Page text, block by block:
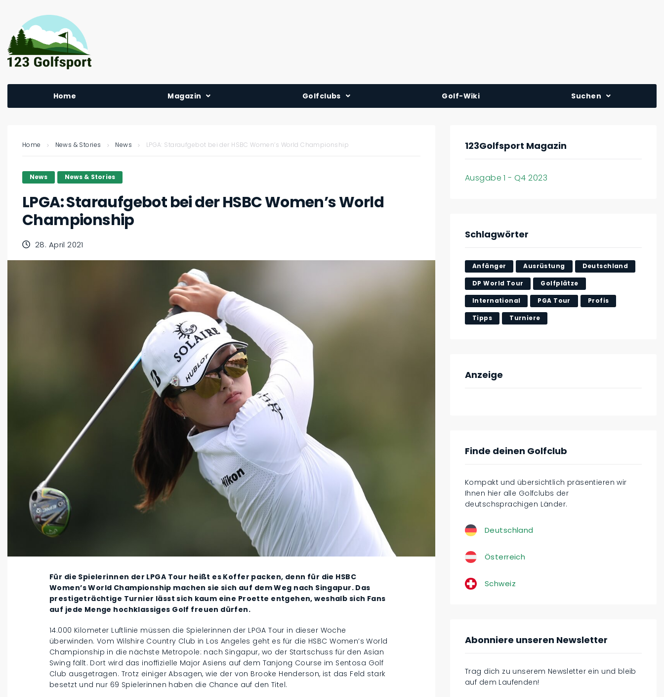
Home Magazin
Golfclubs
Golf-Wiki Suchen
Home News & Stories News LPGA: Staraufgebot bei der HSBC Women’s World Championship
News News & Stories
LPGA: Staraufgebot bei der HSBC Women’s World
Championship
28. April 2021
Für die Spielerinnen der LPGA Tour heißt es Koffer packen, denn für die HSBC
Women’s World Championship machen sie sich auf dem Weg nach Singapur. Das
prestigeträchtige Turnier lässt sich kaum eine Proette entgehen, weshalb sich Fans
auf jede Menge hochklassiges Golf freuen dürfen.
14.000 Kilometer Luftlinie müssen die Spielerinnen der LPGA Tour in dieser Woche
überwinden. Vom Wilshire Country Club in Los Angeles geht es für die HSBC Women’s World
Championship in die nächste Metropole: nach Singapur, wo der Startschuss für den Asian
Swing fällt. Dort wird das inoffizielle Major Asiens auf dem Tanjong Course im Sentosa Golf
Club ausgetragen. Trotz einiger Absagen, wie der von Brooke Henderson, ist das Feld stark
besetzt und nur 69 Spielerinnen haben die Chance auf den Titel.
123Golfsport Magazin
Ausgabe 1 - Q4 2023
Schlagwörter
Anfänger Ausrüstung Deutschland
DP World Tour Golfplätze
International PGA Tour Profis
Tipps Turniere
Anzeige
Finde deinen Golfclub
Kompakt und übersichtlich präsentieren wir
Ihnen hier alle Golfclubs der
deutschsprachigen Länder.
Deutschland
Österreich
Schweiz
Abonniere unseren Newsletter
Trag dich zu unserem Newsletter ein und bleib
auf dem Laufenden!